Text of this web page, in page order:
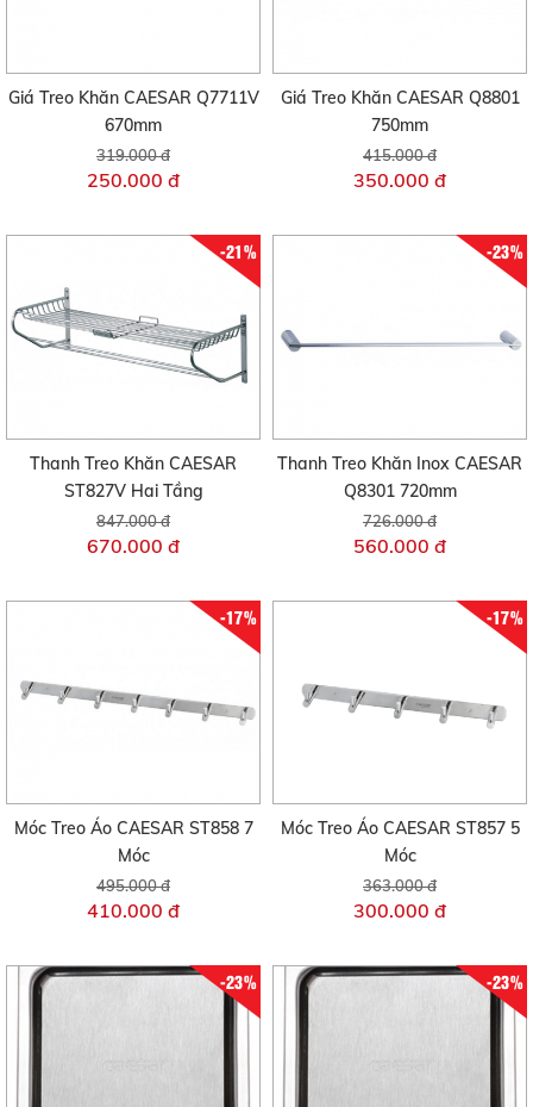
Giá Treo Khăn CAESAR Q7711V
670mm
319.000 đ
250.000 đ
Giá Treo Khăn CAESAR Q8801
750mm
415.000 đ
350.000 đ
-21%
Thanh Treo Khăn CAESAR
ST827V Hai Tầng
847.000 đ
670.000 đ
-23%
Thanh Treo Khăn Inox CAESAR
Q8301 720mm
726.000 đ
560.000 đ
-17%
Móc Treo Áo CAESAR ST858 7
Móc
495.000 đ
410.000 đ
-17%
Móc Treo Áo CAESAR ST857 5
Móc
363.000 đ
300.000 đ
-23% -23%